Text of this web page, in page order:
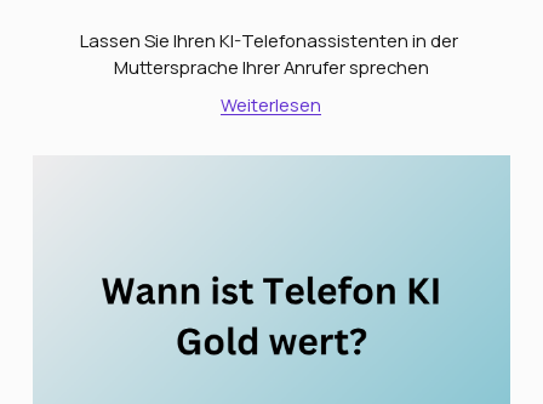
Lassen Sie Ihren KI-Telefonassistenten in der
Muttersprache Ihrer Anrufer sprechen
Weiterlesen